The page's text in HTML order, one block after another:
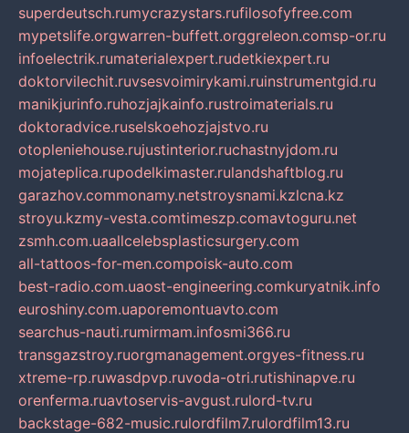
superdeutsch.rumycrazystars.rufilosofyfree.com
mypetslife.orgwarren-buffett.orggreleon.comsp-or.ru
infoelectrik.rumaterialexpert.rudetkiexpert.ru
doktorvilechit.ruvsesvoimirykami.ruinstrumentgid.ru
manikjurinfo.ruhozjajkainfo.rustroimaterials.ru
doktoradvice.ruselskoehozjajstvo.ru
otopleniehouse.rujustinterior.ruchastnyjdom.ru
mojateplica.rupodelkimaster.rulandshaftblog.ru
garazhov.commonamy.netstroysnami.kzlcna.kz
stroyu.kzmy-vesta.comtimeszp.comavtoguru.net
zsmh.com.uaallcelebsplasticsurgery.com
all-tattoos-for-men.compoisk-auto.com
best-radio.com.uaost-engineering.comkuryatnik.info
euroshiny.com.uaporemontuavto.com
searchus-nauti.rumirmam.infosmi366.ru
transgazstroy.ruorgmanagement.orgyes-fitness.ru
xtreme-rp.ruwasdpvp.ruvoda-otri.rutishinapve.ru
orenferma.ruavtoservis-avgust.rulord-tv.ru
backstage-682-music.rulordfilm7.rulordfilm13.ru